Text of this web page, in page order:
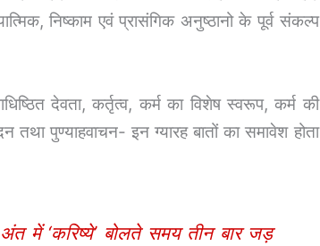
निष्काम एवं प्रासंगिक अनुष्ठानो के पूर्व संकल्प
देवता, कर्तृत्व, कर्म का विशेष स्वरूप, कर्म की
पुण्याहवाचन- इन ग्यारह बातों का समावेश होता
में ‘करिष्ये’ बोलते समय तीन बार जड़